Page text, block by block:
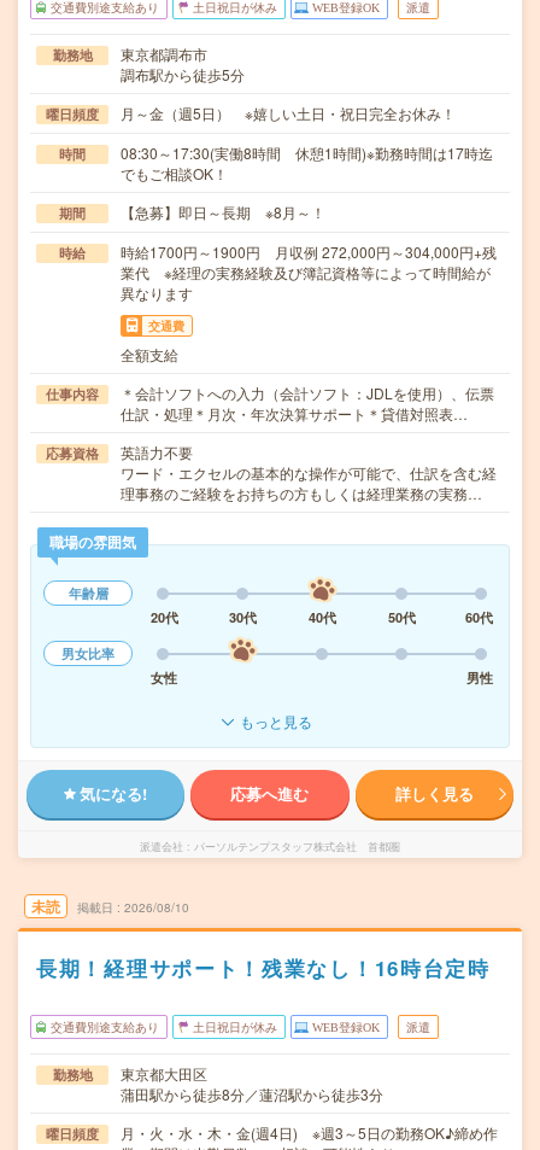
交通費別途支給あり 土日祝日が休み WEB登録OK 派遣
勤務地
東京都調布市
調布駅から徒歩5分
曜日頻度 月～金（週5日） ※嬉しい土日・祝日完全お休み！
時間
08:30～17:30(実働8時間 休憩1時間)※勤務時間は17時迄
でもご相談OK！
期間 【急募】即日～長期 ※8月～！
時給
時給1700円～1900円 月収例 272,000円～304,000円+残
業代 ※経理の実務経験及び簿記資格等によって時間給が
異なります
交通費
全額支給
仕事内容
＊会計ソフトへの入力（会計ソフト：JDLを使用）、伝票
仕訳・処理＊月次・年次決算サポート＊貸借対照表…
応募資格
英語力不要
ワード・エクセルの基本的な操作が可能で、仕訳を含む経
理事務のご経験をお持ちの方もしくは経理業務の実務…
職場の雰囲気
年齢層
20代
30代 40代 50代
60代
男女比率
女性
男性
もっと見る
気になる! 応募へ進む 詳しく見る
派遣会社 パーソルテンプスタッフ株式会社 首都圏
未読 掲載日 2026/08/10
長期！経理サポート！残業なし！16時台定時
交通費別途支給あり 土日祝日が休み WEB登録OK 派遣
勤務地
東京都大田区
蒲田駅から徒歩8分／蓮沼駅から徒歩3分
曜日頻度
月・火・水・木・金(週4日) ※週3～5日の勤務OK♪締め作